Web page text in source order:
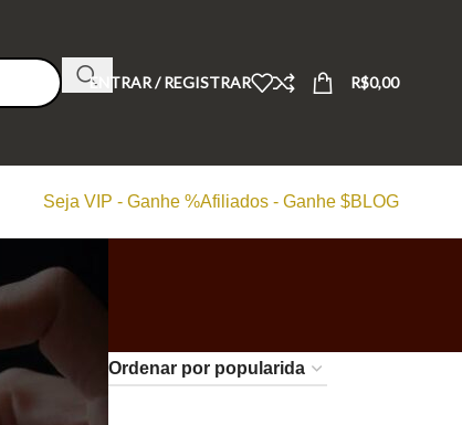
ENTRAR / REGISTRAR R$0,00
Seja VIP - Ganhe %Afiliados - Ganhe $BLOG